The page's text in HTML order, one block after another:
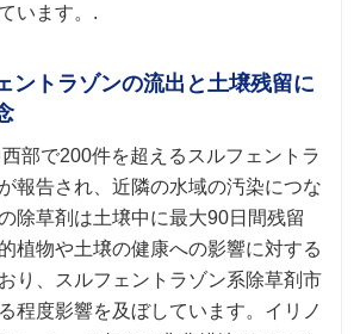
います。.
ントラゾンの流出と土壌残留に
部で200件を超えるスルフェントラ
報告され、近隣の水域の汚染につな
除草剤は土壌中に最大90日間残留
植物や土壌の健康への影響に対する
り、スルフェントラゾン系除草剤市
程度影響を及ぼしています。イリノ